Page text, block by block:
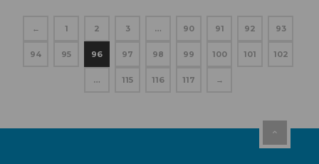
← 1 2 3 … 90 91 92 93
94 95 96 97 98 99 100 101 102
… 115 116 117 →